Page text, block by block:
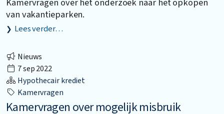
van vakantieparken.
Lees verder…
Nieuws
7 sep 2022
Hypothecair krediet
Kamervragen
Kamervragen over mogelijk misbruik